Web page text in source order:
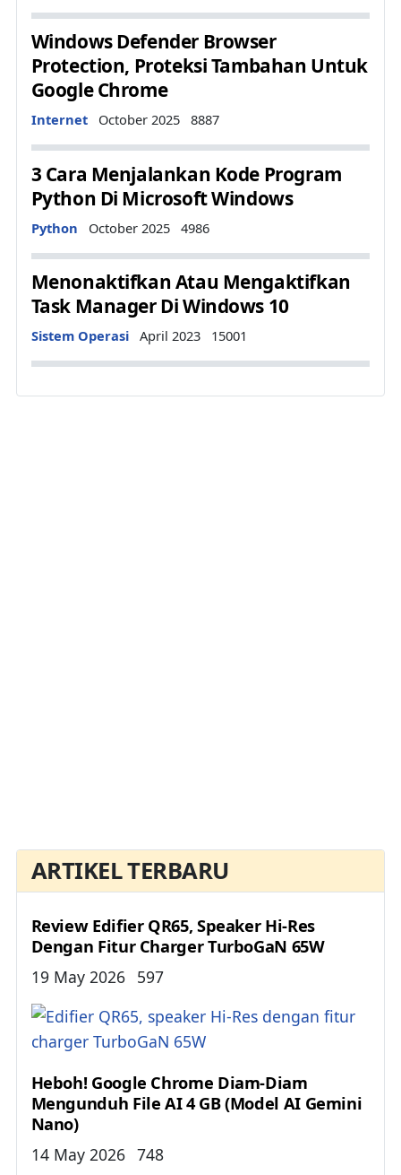
Windows Defender Browser
Protection, Proteksi Tambahan Untuk
Google Chrome
Details
Internet October 2025 8887
3 Cara Menjalankan Kode Program
Python Di Microsoft Windows
Details
Python October 2025 4986
Menonaktifkan Atau Mengaktifkan
Task Manager Di Windows 10
Details
Sistem Operasi April 2023 15001
ARTIKEL TERBARU
Review Edifier QR65, Speaker Hi-Res
Dengan Fitur Charger TurboGaN 65W
Details
19 May 2026 597
Heboh! Google Chrome Diam-Diam
Mengunduh File AI 4 GB (Model AI Gemini
Nano)
Details
14 May 2026 748